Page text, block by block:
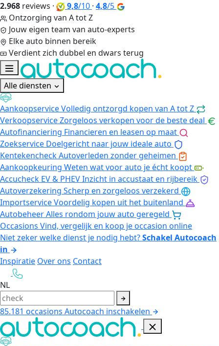
2.968 reviews · 9,8/10 · 4,8/5
Ontzorging van A tot Z
Jouw eigen team van auto-experts
Elke auto binnen bereik
Verdient zich dubbel en dwars terug
Alle diensten
AankoopserviceVolledig ontzorgd kopen van A tot Z
VerkoopserviceZorgeloos verkopen voor de beste deal
Autofinanciering Financieren en leasen op maat
Zoekservice Doelgericht naar jouw ideale auto
KentekencheckAutoverleden zonder geheimen
Aankoopkeuring Weten wat voor auto je écht koopt
Accucheck EV & PHEVInzicht in accustaat en rijbereik
Autoverzekering Scherp en zorgeloos verzekerd
ImportserviceVoordelig kopen uit het buitenland
AutobeheerAlles rondom jouw auto geregeld
Occasions Vind, vergelijk en koop je occasion online
Niet zeker welke dienst je nodig hebt?Schakel Autocoach
in
Inspiratie Over ons Contact
NL
85.181 occasions Autocoach inschakelen